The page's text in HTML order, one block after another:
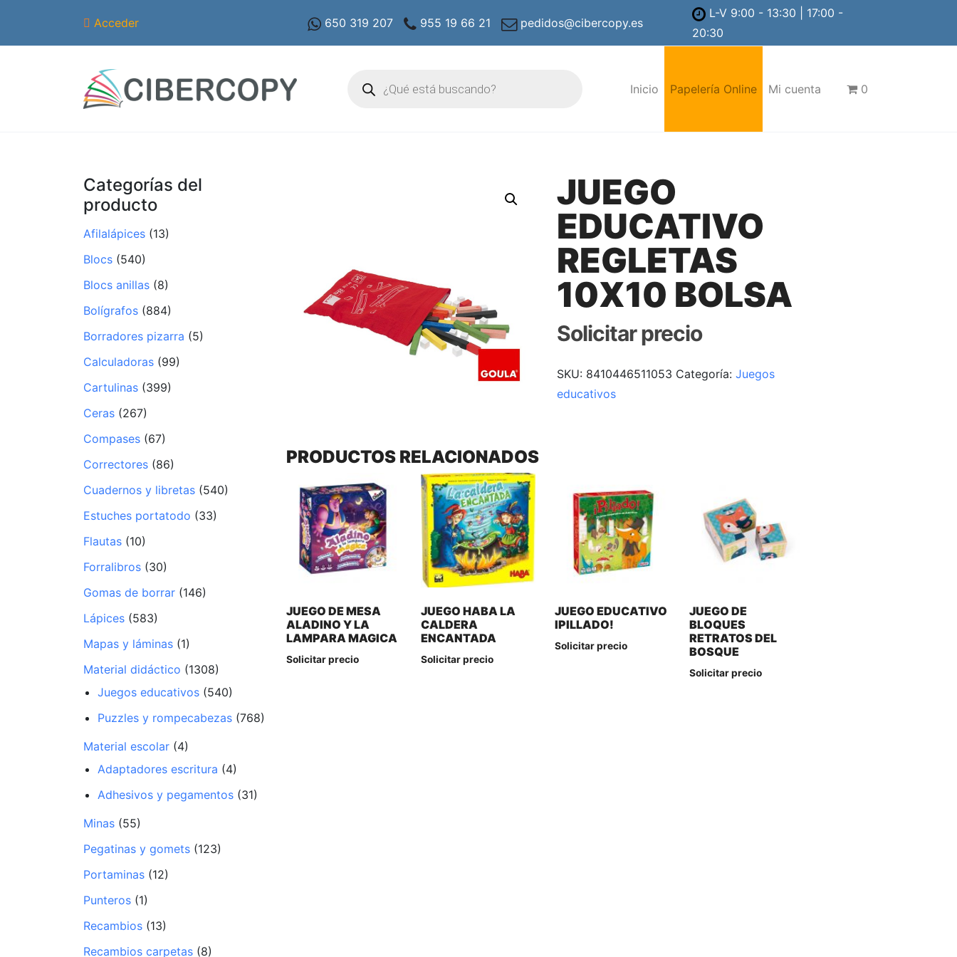
Acceder 650 319 207 955 19 66 21 pedidos@cibercopy.es
L-V 9:00 - 13:30 | 17:00 -
20:30
productos
Inicio Papelería Online Mi cuenta 0
Categorías del
producto
Afilalápices (13)
Blocs (540)
Blocs anillas (8)
Bolígrafos (884)
Borradores pizarra (5)
Calculadoras (99)
Cartulinas (399)
Ceras (267)
Compases (67)
Correctores (86)
Cuadernos y libretas (540)
Estuches portatodo (33)
Flautas (10)
Forralibros (30)
Gomas de borrar (146)
Lápices (583)
Mapas y láminas (1)
Material didáctico (1308)
Juegos educativos (540)
Puzzles y rompecabezas (768)
Material escolar (4)
Adaptadores escritura (4)
Adhesivos y pegamentos (31)
Minas (55)
Pegatinas y gomets (123)
Portaminas (12)
Punteros (1)
Recambios (13)
Recambios carpetas (8)
JUEGO
EDUCATIVO
REGLETAS
10X10 BOLSA
Solicitar precio
SKU: 8410446511053 Categoría: Juegos
educativos
PRODUCTOS RELACIONADOS
JUEGO DE MESA
ALADINO Y LA
LAMPARA MAGICA
Solicitar precio
JUEGO HABA LA
CALDERA
ENCANTADA
Solicitar precio
JUEGO EDUCATIVO
IPILLADO!
Solicitar precio
JUEGO DE
BLOQUES
RETRATOS DEL
BOSQUE
Solicitar precio